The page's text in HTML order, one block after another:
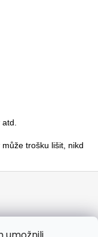
atd.
trošku lišit, nikdy